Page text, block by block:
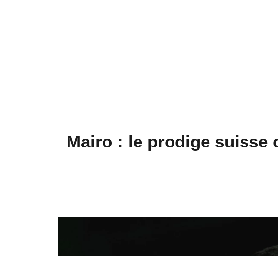
Mairo : le prodige suisse